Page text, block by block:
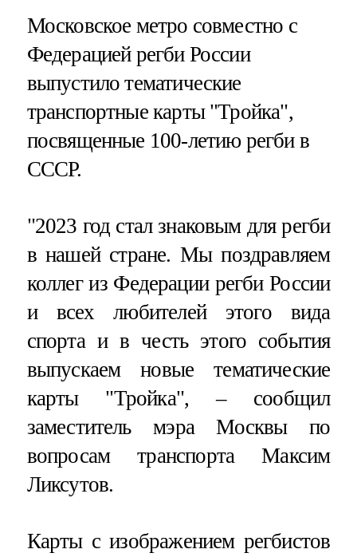
Московское метро совместно с
Федерацией регби России
выпустило тематические
транспортные карты "Тройка",
посвященные 100-летию регби в
СССР.
"2023 год стал знаковым для регби
в нашей стране. Мы поздравляем
коллег из Федерации регби России
и всех любителей этого вида
спорта и в честь этого события
выпускаем новые тематические
карты "Тройка", – сообщил
заместитель мэра Москвы по
вопросам транспорта Максим
Ликсутов.
Карты с изображением регбистов